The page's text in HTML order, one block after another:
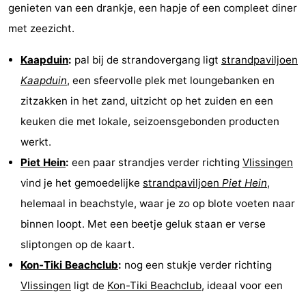
Schouwen
Natuur
-
Natuur
Mantelingen
Domburg
Westkapelle
Zoutelande
-
Natuur
Walcherse
bos
Vlissingen
Middelburg
Zeeuws-
Vlaanderen
genieten van een drankje, een hapje of een compleet diner
met zeezicht.
Kaapduin: pal bij de strandovergang ligt strandpaviljoen
Kaapduin, een sfeervolle plek met loungebanken en
zitzakken in het zand, uitzicht op het zuiden en een
keuken die met lokale, seizoensgebonden producten
werkt.
Piet Hein: een paar strandjes verder richting Vlissingen
vind je het gemoedelijke strandpaviljoen Piet Hein,
helemaal in beachstyle, waar je zo op blote voeten naar
binnen loopt. Met een beetje geluk staan er verse
sliptongen op de kaart.
Kon-Tiki Beachclub: nog een stukje verder richting
Vlissingen ligt de Kon-Tiki Beachclub, ideaal voor een